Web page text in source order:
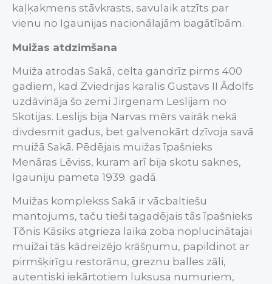
kaļķakmens stāvkrasts, savulaik atzīts par
vienu no Igaunijas nacionālajām bagātībām.
Muižas atdzimšana
Muiža atrodas Sakā, celta gandrīz pirms 400
gadiem, kad Zviedrijas karalis Gustavs II Ādolfs
uzdāvināja šo zemi Jirgenam Leslijam no
Skotijas. Leslijs bija Narvas mērs vairāk nekā
divdesmit gadus, bet galvenokārt dzīvoja savā
muižā Sakā. Pēdējais muižas īpašnieks
Menāras Lēviss, kuram arī bija skotu saknes,
Igauniju pameta 1939. gadā.
Muižas komplekss Sakā ir vācbaltiešu
mantojums, taču tieši tagadējais tās īpašnieks
Tõnis Kāsiks atgrieza laika zoba noplucinātajai
muižai tās kādreizējo krāšņumu, papildinot ar
pirmšķirīgu restorānu, greznu balles zāli,
autentiski iekārtotiem luksusa numuriem,